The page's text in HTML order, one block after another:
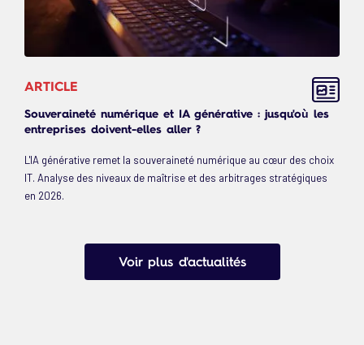
ARTICLE
Souveraineté numérique et IA générative : jusqu'où les
entreprises doivent-elles aller ?
L'IA générative remet la souveraineté numérique au cœur des choix
IT. Analyse des niveaux de maîtrise et des arbitrages stratégiques
en 2026.
Voir plus d'actualités